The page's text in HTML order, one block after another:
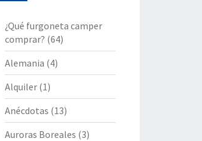
¿Qué furgoneta camper
comprar? (64)
Alemania (4)
Alquiler(1)
Anécdotas (13)
Auroras Boreales (3)